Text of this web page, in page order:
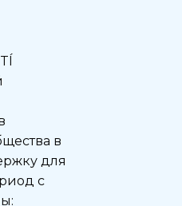
в
для
с